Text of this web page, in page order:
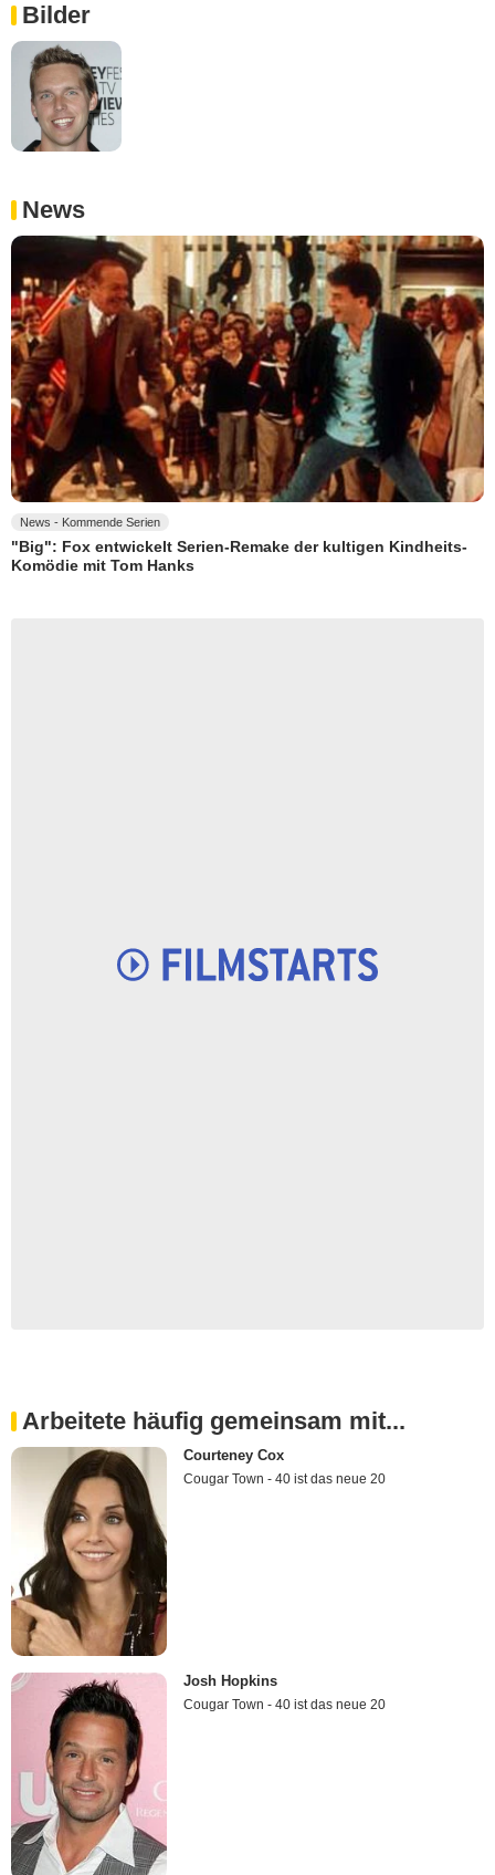
Bilder
News
News - Kommende Serien
"Big": Fox entwickelt Serien-Remake der kultigen Kindheits-
Komödie mit Tom Hanks
Arbeitete häufig gemeinsam mit...
Courteney Cox
Cougar Town - 40 ist das neue 20
Josh Hopkins
Cougar Town - 40 ist das neue 20